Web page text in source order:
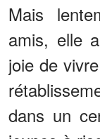
Mais
amis, elle
joie de
dans un